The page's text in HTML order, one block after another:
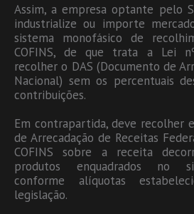
Assim, a empresa optante pelo
industrialize ou importe
sistema monofásico de
COFINS, de que trata a Lei
recolher o DAS (Documento de
Nacional) sem os percentuais
contribuições.
Em contrapartida, deve recolher
de Arrecadação de Receitas
COFINS sobre a receita
produtos enquadrados no
conforme alíquotas
legislação.